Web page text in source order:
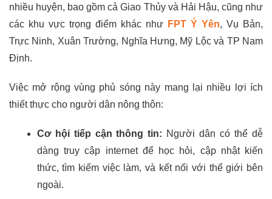
nhiều huyện, bao gồm cả Giao Thủy và Hải Hậu, cũng như
các khu vực trọng điểm khác như FPT Ý Yên, Vụ Bản,
Trực Ninh, Xuân Trường, Nghĩa Hưng, Mỹ Lộc và TP Nam
Định.
Việc mở rộng vùng phủ sóng này mang lại nhiều lợi ích
thiết thực cho người dân nông thôn:
Cơ hội tiếp cận thông tin: Người dân có thể dễ
dàng truy cập internet để học hỏi, cập nhật kiến
thức, tìm kiếm việc làm, và kết nối với thế giới bên
ngoài.